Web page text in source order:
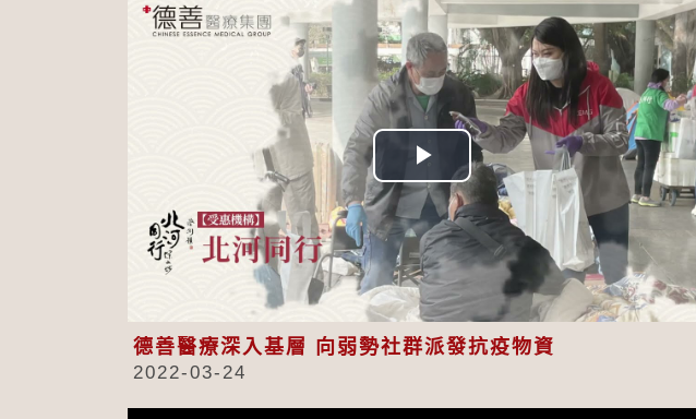
Play
Video
德善醫療深入基層 向弱勢社群派發抗疫物資
2022-03-24